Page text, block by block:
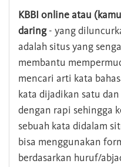
KBBI online atau
daring- yang
adalah situs yang
membantu
mencari arti kata
kata dijadikan satu
dengan rapi sehingga
sebuah kata didalam
bisa menggunakan
berdasarkan huruf/